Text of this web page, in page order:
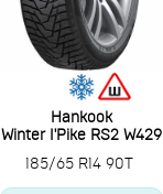
Hankook
Winter I'Pike RS2 W429
185/65 R14 90T